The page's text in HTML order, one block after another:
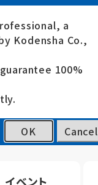
イベント
a
Kodensha Co.,
100%
OK Cancel